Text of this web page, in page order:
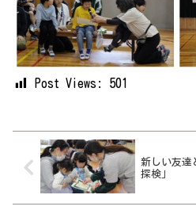
Post Views: 501
新しい友達
探検」